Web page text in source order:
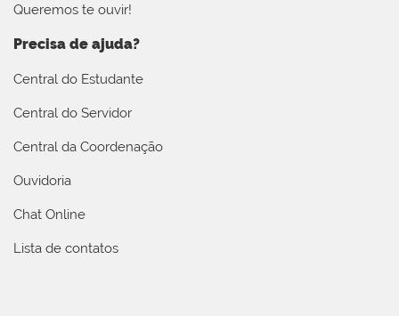
Queremos te ouvir!
Precisa de ajuda?
Central do Estudante
Central do Servidor
Central da Coordenação
Ouvidoria
Chat Online
Lista de contatos